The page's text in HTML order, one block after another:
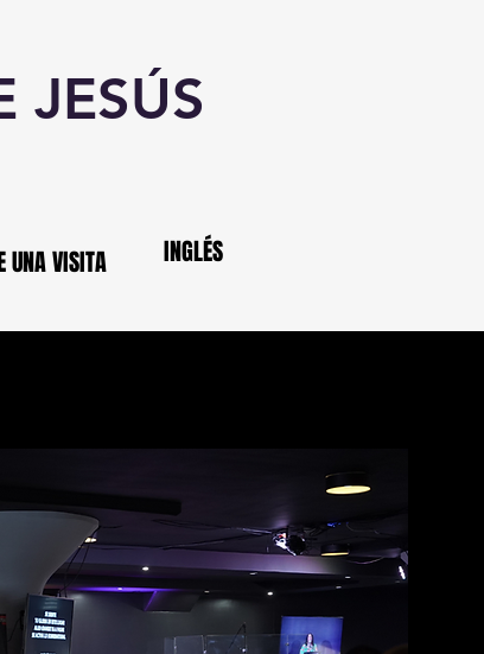
JESÚS
INGLÉS
UNA VISITA